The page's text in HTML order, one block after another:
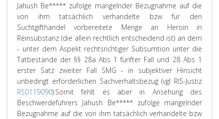
Jahush Be***** zufolge mangelnder Bezugnahme auf die
von ihm tatsächlich verhandelte bzw für den
Suchtgifthandel vorbereitete Menge an Heroin in
Reinsubstanz (die allein rechtlich entscheidend ist) an dem
- unter dem Aspekt rechtsrichtiger Subsumtion unter die
Tatbestände der §§ 28a Abs 1 fünfter Fall und 28 Abs 1
erster Satz zweiter Fall SMG - in subjektiver Hinsicht
unbedingt erforderlichen Sachverhaltsbezug (vgl RIS-Justiz
RS0119090).Somit fehlt es aber in Ansehung des
Beschwerdeführers Jahush Be***** zufolge mangelnder
Bezugnahme auf die von ihm tatsächlich verhandelte bzw